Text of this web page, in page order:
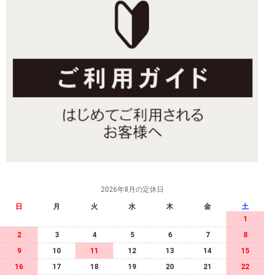
2026年8月の定休日
日 月 火 水 木 金
土
1
2
3 4 5 6 7
8
9
10 11 12 13 14
15
16
17 18 19 20 21
22